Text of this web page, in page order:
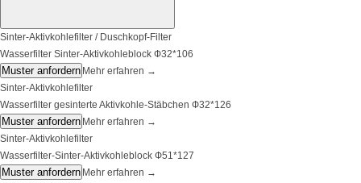
Sinter-Aktivkohlefilter / Duschkopf-Filter
Wasserfilter Sinter-Aktivkohleblock Ф32*106
Muster anfordern Mehr erfahren →
Sinter-Aktivkohlefilter
Wasserfilter gesinterte Aktivkohle-Stäbchen Ф32*126
Muster anfordern Mehr erfahren →
Sinter-Aktivkohlefilter
Wasserfilter-Sinter-Aktivkohleblock Ф51*127
Muster anfordern Mehr erfahren →